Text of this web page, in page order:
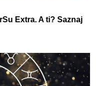
Extra. A ti? Saznaj